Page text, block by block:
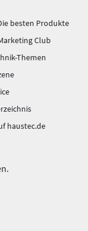
besten Produkte
Club
Themen
haustec.de